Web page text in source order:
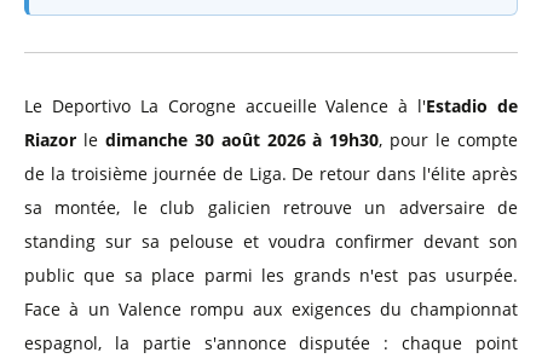
Le Deportivo La Corogne accueille Valence à l'Estadio de
Riazor le dimanche 30 août 2026 à 19h30, pour le compte
de la troisième journée de Liga. De retour dans l'élite après
sa montée, le club galicien retrouve un adversaire de
standing sur sa pelouse et voudra confirmer devant son
public que sa place parmi les grands n'est pas usurpée.
Face à un Valence rompu aux exigences du championnat
espagnol, la partie s'annonce disputée : chaque point